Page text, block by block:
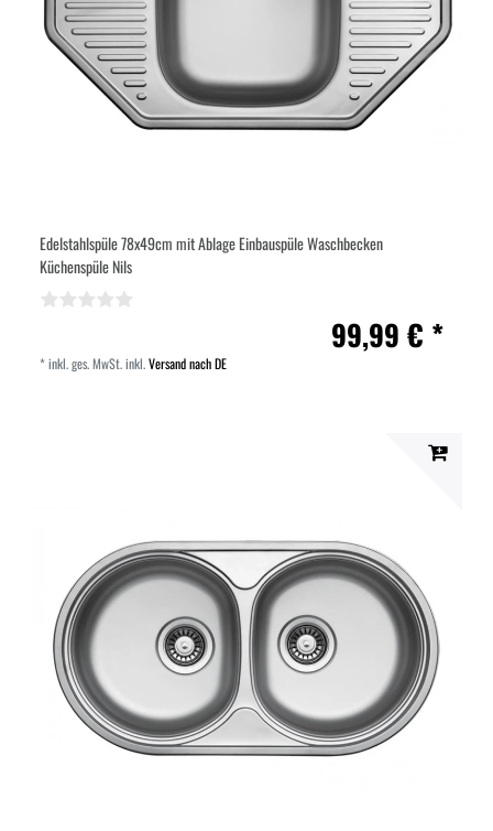
Edelstahlspüle 78x49cm mit Ablage Einbauspüle Waschbecken
Küchenspüle Nils
99,99 € *
*inkl. ges. MwSt.inkl.Versand nach DE